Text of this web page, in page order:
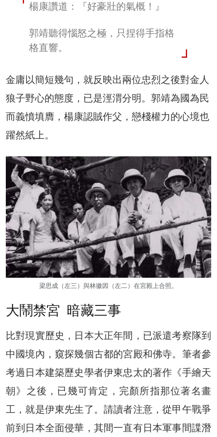
楊康讚道：『好豪壯的氣概！』
郭靖聽得惱怒之極，只捏得手指格
格直響。
金庸以簡短幾句，就反映出兩位忠烈之後對金人
狼子野心的態度，已是涇渭分明。郭靖為國為民
而義憤填膺，楊康認賊作父，戀棧權力的心境也
躍然紙上。
梁思成（左三）與林徽因（左二）在宮殿上合照。
大鬧禁宮 暗藏三事
比對現實歷史，日本大正年間，已派遣考察隊到
中國境內，窺探幾個古都的宮殿和佛寺。筆者參
考過日本建築歷史學者伊東忠太的著作《手繪天
朝》之後，已幾可肯定，完顏所指那位著名畫
工，就是伊東先生了。請讀者注意，從甲午戰爭
前到日本全面侵華，其間一直有日本軍事間諜潛